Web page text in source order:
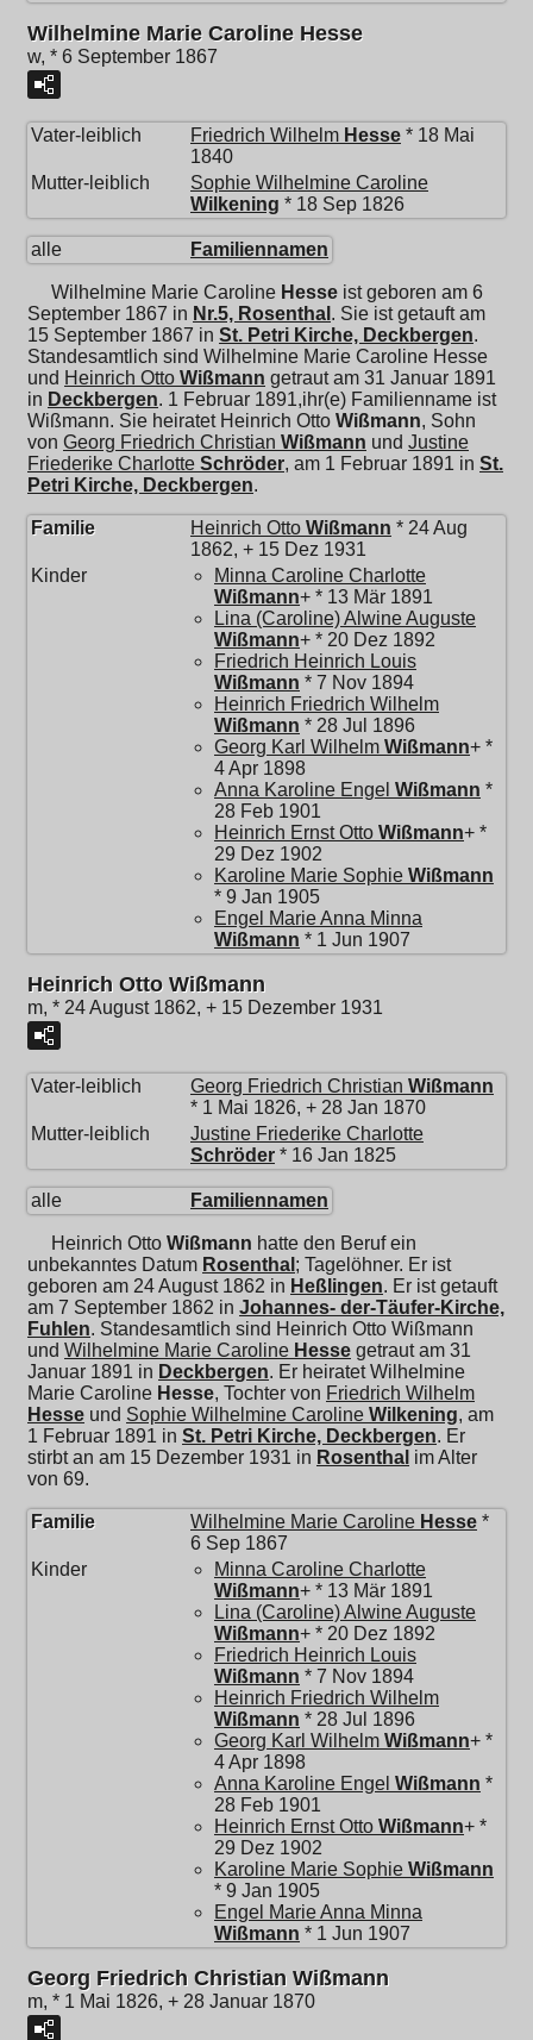
Wilhelmine Marie Caroline Hesse
w, * 6 September 1867
Vater-leiblich Friedrich Wilhelm Hesse * 18 Mai
1840
Mutter-leiblich
Sophie Wilhelmine Caroline
Wilkening * 18 Sep 1826
alle Familiennamen
Wilhelmine Marie Caroline Hesse ist geboren am 6
September 1867 in Nr.5, Rosenthal . Sie ist getauft am
15 September 1867 in St. Petri Kirche, Deckbergen.
Standesamtlich sind Wilhelmine Marie Caroline Hesse
und Heinrich Otto Wißmann getraut am 31 Januar 1891
in Deckbergen. 1 Februar 1891,ihr(e) Familienname ist
Wißmann. Sie heiratet Heinrich Otto Wißmann, Sohn
von Georg Friedrich Christian Wißmann und Justine
Friederike Charlotte Schröder, am 1 Februar 1891 in St.
Petri Kirche, Deckbergen.
Familie Heinrich Otto Wißmann * 24 Aug
1862, + 15 Dez 1931
Kinder
Minna Caroline Charlotte
Wißmann+ * 13 Mär 1891
Lina (Caroline) Alwine Auguste
Wißmann+ * 20 Dez 1892
Friedrich Heinrich Louis
Wißmann * 7 Nov 1894
Heinrich Friedrich Wilhelm
Wißmann * 28 Jul 1896
Georg Karl Wilhelm Wißmann+ *
4 Apr 1898
Anna Karoline Engel Wißmann *
28 Feb 1901
Heinrich Ernst Otto Wißmann+ *
29 Dez 1902
Karoline Marie Sophie Wißmann
* 9 Jan 1905
Engel Marie Anna Minna
Wißmann * 1 Jun 1907
Heinrich Otto Wißmann
m, * 24 August 1862, + 15 Dezember 1931
Vater-leiblich Georg Friedrich Christian Wißmann
* 1 Mai 1826, + 28 Jan 1870
Mutter-leiblich
Justine Friederike Charlotte
Schröder * 16 Jan 1825
alle Familiennamen
Heinrich Otto Wißmann hatte den Beruf ein
unbekanntes Datum Rosenthal ; Tagelöhner. Er ist
geboren am 24 August 1862 in Heßlingen. Er ist getauft
am 7 September 1862 in Johannes- der-Täufer-Kirche,
Fuhlen. Standesamtlich sind Heinrich Otto Wißmann
und Wilhelmine Marie Caroline Hesse getraut am 31
Januar 1891 in Deckbergen. Er heiratetWilhelmine
Marie Caroline Hesse, Tochter von Friedrich Wilhelm
Hesse und Sophie Wilhelmine Caroline Wilkening, am
1 Februar 1891 in St. Petri Kirche, Deckbergen. Er
stirbt an am 15 Dezember 1931 in Rosenthal im Alter
von 69.
Familie Wilhelmine Marie Caroline Hesse *
6 Sep 1867
Kinder
Minna Caroline Charlotte
Wißmann+ * 13 Mär 1891
Lina (Caroline) Alwine Auguste
Wißmann+ * 20 Dez 1892
Friedrich Heinrich Louis
Wißmann * 7 Nov 1894
Heinrich Friedrich Wilhelm
Wißmann * 28 Jul 1896
Georg Karl Wilhelm Wißmann+ *
4 Apr 1898
Anna Karoline Engel Wißmann *
28 Feb 1901
Heinrich Ernst Otto Wißmann+ *
29 Dez 1902
Karoline Marie Sophie Wißmann
* 9 Jan 1905
Engel Marie Anna Minna
Wißmann * 1 Jun 1907
Georg Friedrich Christian Wißmann
m, * 1 Mai 1826, + 28 Januar 1870